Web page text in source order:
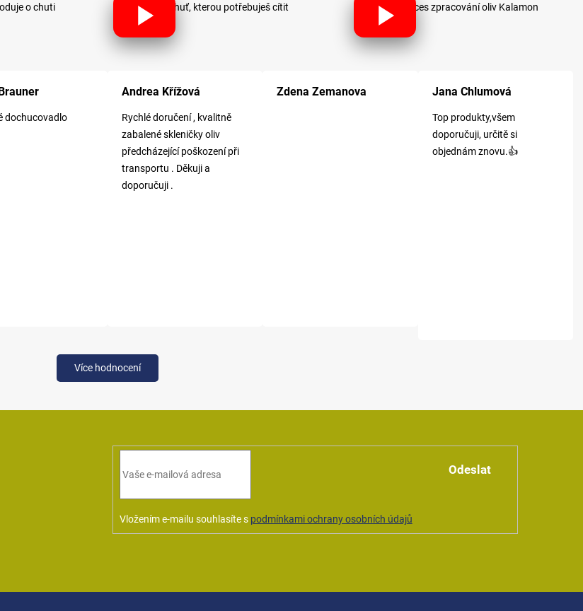
o chuti Chuť, kterou potřebuješ cítit Proces zpracování oliv Kalamon
dochucovadlo
Andrea Křížová
Rychlé doručení , kvalitně
zabalené skleničky oliv
předcházející poškození při
transportu . Děkuji a
doporučuji .
Zdena Zemanova Jana Chlumová
Top produkty,všem
doporučuji, určitě si
objednám znovu.👍
Více hodnocení
Vložením e-mailu souhlasíte s podmínkami ochrany osobních údajů
Odeslat